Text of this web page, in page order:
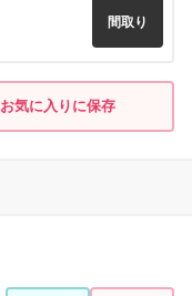
間取り
お気に入りに保存